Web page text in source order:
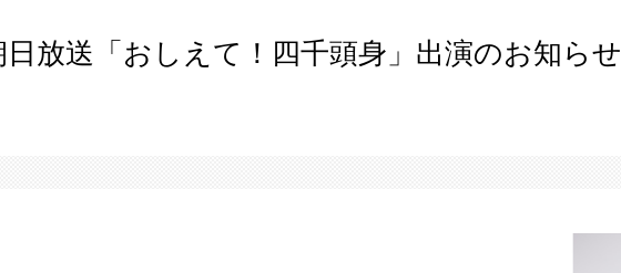
放送「おしえて！四千頭身」出演のお知らせ